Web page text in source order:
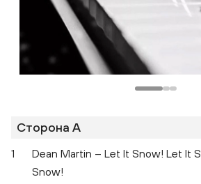
Сторона A
1
Dean Martin – Let It Snow! Let It
Snow!